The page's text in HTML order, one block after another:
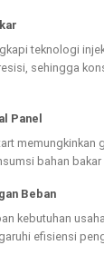
teknologi
sehingga
Panel
memungkinkan
bahan bakar
Beban
kebutuhan
efisiensi